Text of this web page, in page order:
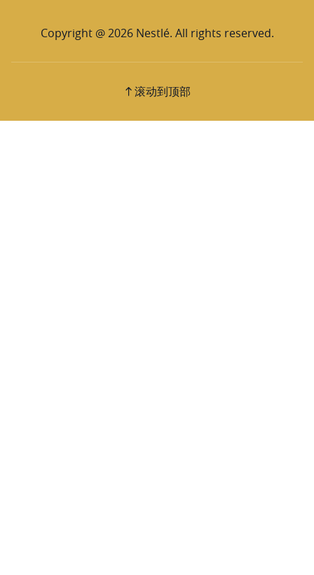
Copyright @ 2026 Nestlé. All rights reserved.
滚动到顶部